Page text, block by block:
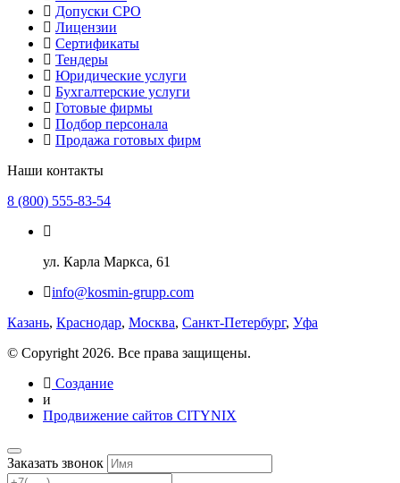
Допуски СРО
Лицензии
Сертификаты
Тендеры
Юридические услуги
Бухгалтерские услуги
Готовые фирмы
Подбор персонала
Продажа готовых фирм
Наши контакты
8 (800) 555-83-54
ул. Карла Маркса, 61
info@kosmin-grupp.com
Казань, Краснодар, Москва, Санкт-Петербург, Уфа
© Copyright 2026. Все права защищены.
Создание
и
Продвижение сайтов CITYNIX
Заказать звонок